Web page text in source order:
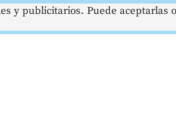
y publicitarios. Puede aceptarlas